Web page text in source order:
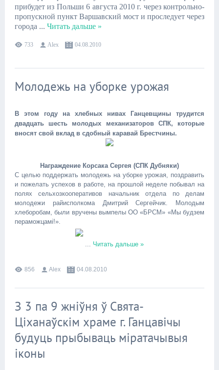
прибудет из Польши 6 августа 2010 г. через контрольно-
пропускной пункт Варшавский мост и проследует через
города ... Читать дальше »
733 Alex 04.08.2010
Молодежь на уборке урожая
В этом году на хлебных нивах Ганцевщины трудится
двадцать шесть молодых механизаторов СПК, которые
вносят свой вклад в сдобный каравай Брестчины.
Награждение Корсака Сергея (СПК Дубняки)
С целью поддержать молодежь на уборке урожая, поздравить
и пожелать успехов в работе, на прошлой неделе побывал на
полях сельхозкооперативов начальник отдела по делам
молодежи райисполкома Дмитрий Сергейчик. Молодым
хлеборобам, были вручены вымпелы ОО «БРСМ» «Мы будзем
пераможцамі!».
... Читать дальше »
856 Alex 04.08.2010
З 3 па 9 жніўня ў Свята-
Ціханаўскім храме г. Ганцавічы
будуць прыбываць міратачывыя
іконы